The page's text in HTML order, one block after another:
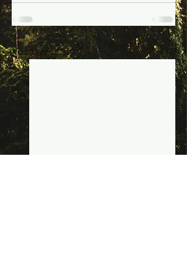
Posts récents Voir tout